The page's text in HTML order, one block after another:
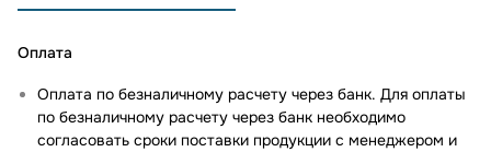
Оплата
Оплата по безналичному расчету через банк. Для оплаты
по безналичному расчету через банк необходимо
согласовать сроки поставки продукции с менеджером и